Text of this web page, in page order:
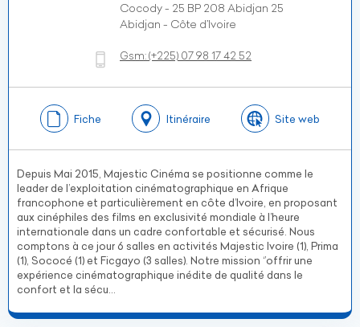
Cocody - 25 BP 208 Abidjan 25
Abidjan - Côte d’Ivoire
Gsm:(+225) 07 98 17 42 52
Fiche Itinéraire Site web
Depuis Mai 2015, Majestic Cinéma se positionne comme le
leader de l’exploitation cinématographique en Afrique
francophone et particulièrement en côte d’Ivoire, en proposant
aux cinéphiles des films en exclusivité mondiale à l’heure
internationale dans un cadre confortable et sécurisé. Nous
comptons à ce jour 6 salles en activités Majestic Ivoire (1), Prima
(1), Sococé (1) et Ficgayo (3 salles). Notre mission ‘’offrir une
expérience cinématographique inédite de qualité dans le
confort et la sécu...